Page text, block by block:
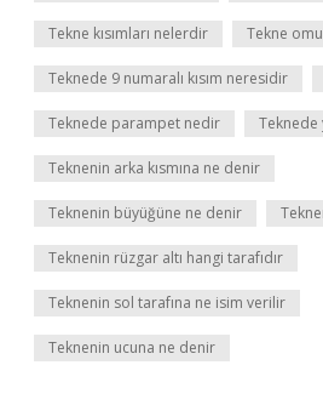
Tekne kısımları nelerdir Tekne
Teknede 9 numaralı kısım neresidir
Teknede parampet nedir
Teknenin arka kısmına ne denir
Teknenin büyüğüne ne denir
Teknenin rüzgar altı hangi tarafıdır
Teknenin sol tarafına ne isim verilir
Teknenin ucuna ne denir